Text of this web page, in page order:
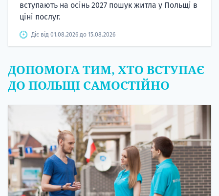
вступають на осінь 2027 пошук житла у Польщі в
ціні послуг.
Діє від 01.08.2026 до 15.08.2026
ДОПОМОГА ТИМ, ХТО ВСТУПАЄ
ДО ПОЛЬЩІ САМОСТІЙНО